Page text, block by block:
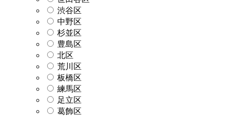
渋谷区
中野区
杉並区
豊島区
北区
荒川区
板橋区
練馬区
足立区
葛飾区